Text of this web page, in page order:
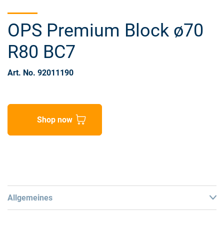
OPS Premium Block ø70
R80 BC7
Art. No. 92011190
Shop now
Allgemeines